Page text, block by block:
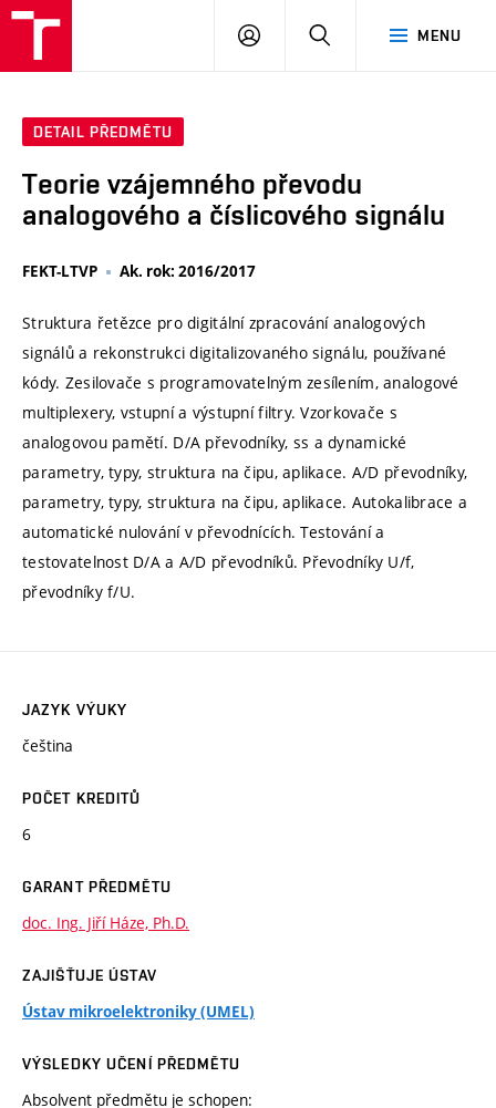
MENU
PŘIHLÁSIT
DETAIL PŘEDMĚTU
Teorie vzájemného převodu
analogového a číslicového signálu
FEKT-LTVP Ak. rok: 2016/2017
Struktura řetězce pro digitální zpracování analogových
signálů a rekonstrukci digitalizovaného signálu, používané
kódy. Zesilovače s programovatelným zesílením, analogové
multiplexery, vstupní a výstupní filtry. Vzorkovače s
analogovou pamětí. D/A převodníky, ss a dynamické
parametry, typy, struktura na čipu, aplikace. A/D převodníky,
parametry, typy, struktura na čipu, aplikace. Autokalibrace a
automatické nulování v převodnících. Testování a
testovatelnost D/A a A/D převodníků. Převodníky U/f,
převodníky f/U.
JAZYK VÝUKY
čeština
POČET KREDITŮ
6
GARANT PŘEDMĚTU
doc. Ing. Jiří Háze, Ph.D.
ZAJIŠŤUJE ÚSTAV
Ústav mikroelektroniky (UMEL)
VÝSLEDKY UČENÍ PŘEDMĚTU
Absolvent předmětu je schopen: